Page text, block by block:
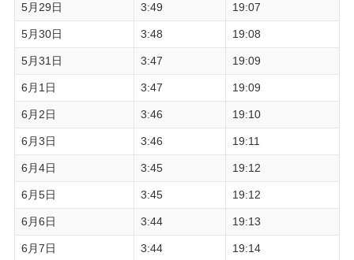
5月29日 3:49 19:07
5月30日 3:48 19:08
5月31日 3:47 19:09
6月1日 3:47 19:09
6月2日 3:46 19:10
6月3日 3:46 19:11
6月4日 3:45 19:12
6月5日 3:45 19:12
6月6日 3:44 19:13
6月7日 3:44 19:14